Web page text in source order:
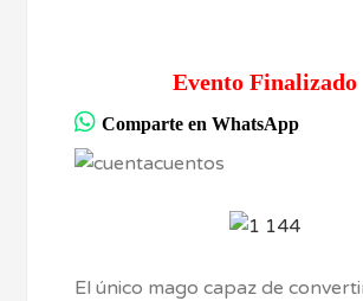
Evento Finalizado
Comparte en WhatsApp
El único mago capaz de